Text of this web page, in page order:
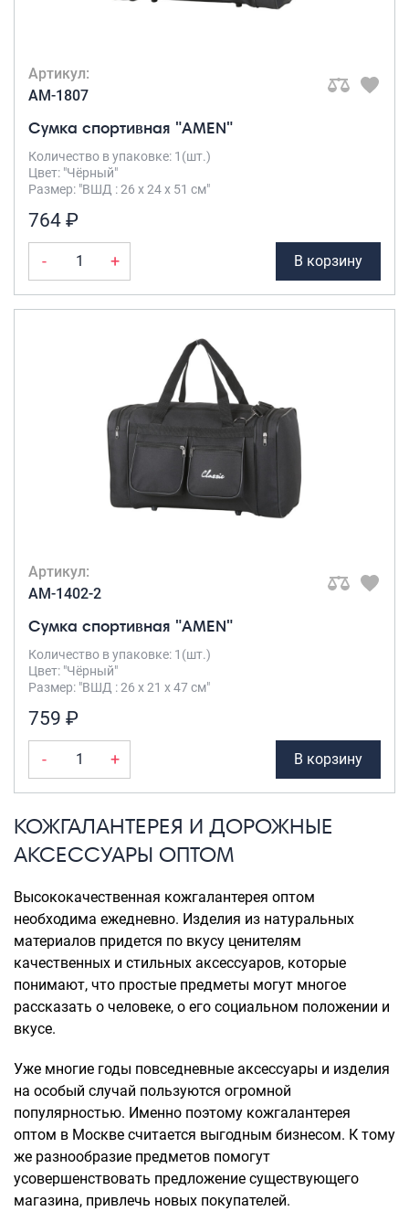
Артикул:
AM-1807
Сумка спортивная "AMEN"
Количество в упаковке: 1(шт.)
Цвет: "Чёрный"
Размер: "ВШД : 26 х 24 х 51 см"
764 ₽
- + В корзину
Артикул:
AM-1402-2
Сумка спортивная "AMEN"
Количество в упаковке: 1(шт.)
Цвет: "Чёрный"
Размер: "ВШД : 26 х 21 х 47 см"
759 ₽
- + В корзину
КОЖГАЛАНТЕРЕЯ И ДОРОЖНЫЕ
АКСЕССУАРЫ ОПТОМ
Высококачественная кожгалантерея оптом
необходима ежедневно. Изделия из натуральных
материалов придется по вкусу ценителям
качественных и стильных аксессуаров, которые
понимают, что простые предметы могут многое
рассказать о человеке, о его социальном положении и
вкусе.
Уже многие годы повседневные аксессуары и изделия
на особый случай пользуются огромной
популярностью. Именно поэтому кожгалантерея
оптом в Москве считается выгодным бизнесом. К тому
же разнообразие предметов помогут
усовершенствовать предложение существующего
магазина, привлечь новых покупателей.